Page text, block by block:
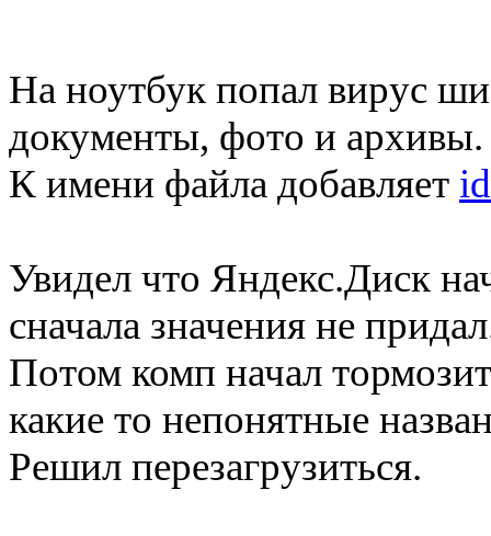
На ноутбук попал вирус
документы, фото и архивы.
К имени файла добавляет
Увидел что Яндекс.Диск
сначала значения не
Потом комп начал
какие то непонятные
Решил перезагрузиться.